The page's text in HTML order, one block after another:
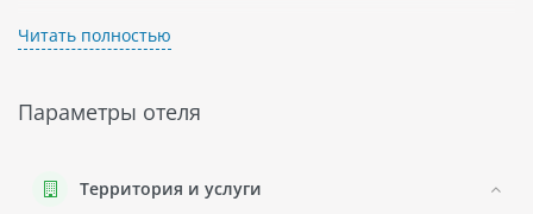
В отеле 32 номера, оформленные в средиземноморском
стиле. Все номера оснащены кондиционером, телевизором
террасы с видом на город.
есть множество ресторанов и кафе, где можно попробовать
Читать полностью
Параметры отеля
Территория и услуги